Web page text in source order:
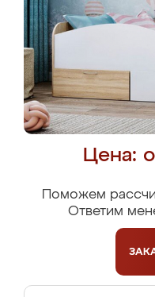
Цена:
Поможем
Ответим